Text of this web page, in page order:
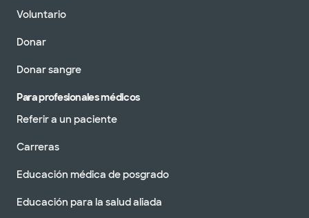
Voluntario
Donar
Donar sangre
Para profesionales médicos
Referir a un paciente
Carreras
Educación médica de posgrado
Educación para la salud aliada